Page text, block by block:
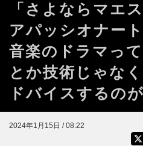
「さよならマエ
アパッシオナー
音楽のドラマっ
とか技術じゃな
ドバイスするの
2024年1月15日 / 08:22